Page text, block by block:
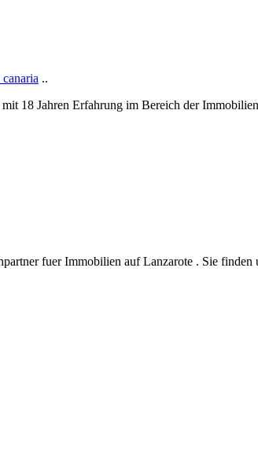
..
18 Jahren Erfahrung im Bereich der
fuer Immobilien auf Lanzarote . Sie